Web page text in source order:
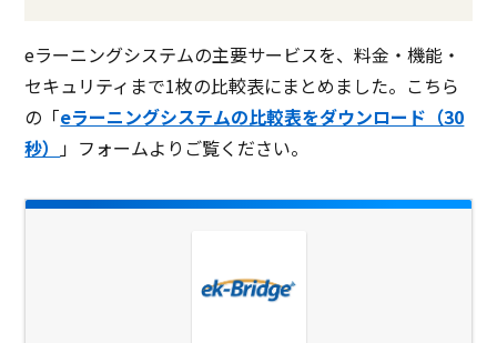
eラーニングシステムの主要サービスを、料金・機能・
セキュリティまで1枚の比較表にまとめました。こちら
の「eラーニングシステムの比較表をダウンロード（30
秒） 」フォームよりご覧ください。